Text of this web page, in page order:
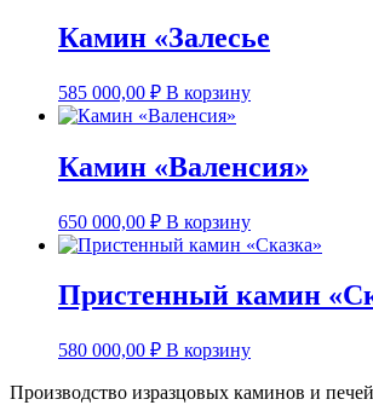
Камин «Залесье
585 000,00 ₽ В корзину
Камин «Валенсия»
650 000,00 ₽ В корзину
Пристенный камин
580 000,00 ₽ В корзину
Производство изразцовых каминов и печей